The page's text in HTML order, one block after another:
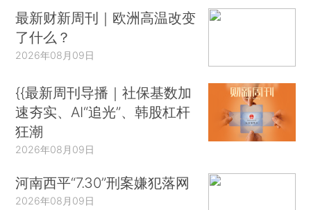
最新财新周刊｜欧洲高温改变
了什么？
2026年08月09日
{{最新周刊导播｜社保基数加
速夯实、AI“追光”、韩股杠杆
狂潮
2026年08月09日
河南西平“7.30”刑案嫌犯落网
2026年08月09日